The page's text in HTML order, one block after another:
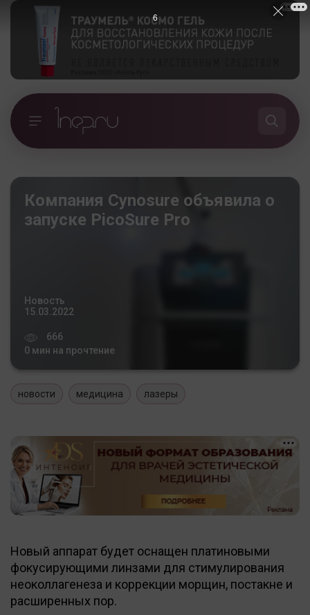
Компания Cynosure объявила о
запуске PicoSure Pro
Новость
15.03.2022
666
0 мин на прочтение
новости медицина лазеры
Новый аппарат будет оснащен платиновыми
фокусирующими линзами для стимулирования
неоколлагенеза и коррекции морщин, постакне и
расширенных пор.
5